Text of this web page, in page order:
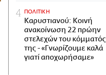
ΠΟΛΙΤΙΚΗ
Καρυστιανού: Κοινή
ανακοίνωση 22 πρώην
στελεχών του κόμματός
της - «Γνωρίζουμε καλά
γιατί αποχωρήσαμε»